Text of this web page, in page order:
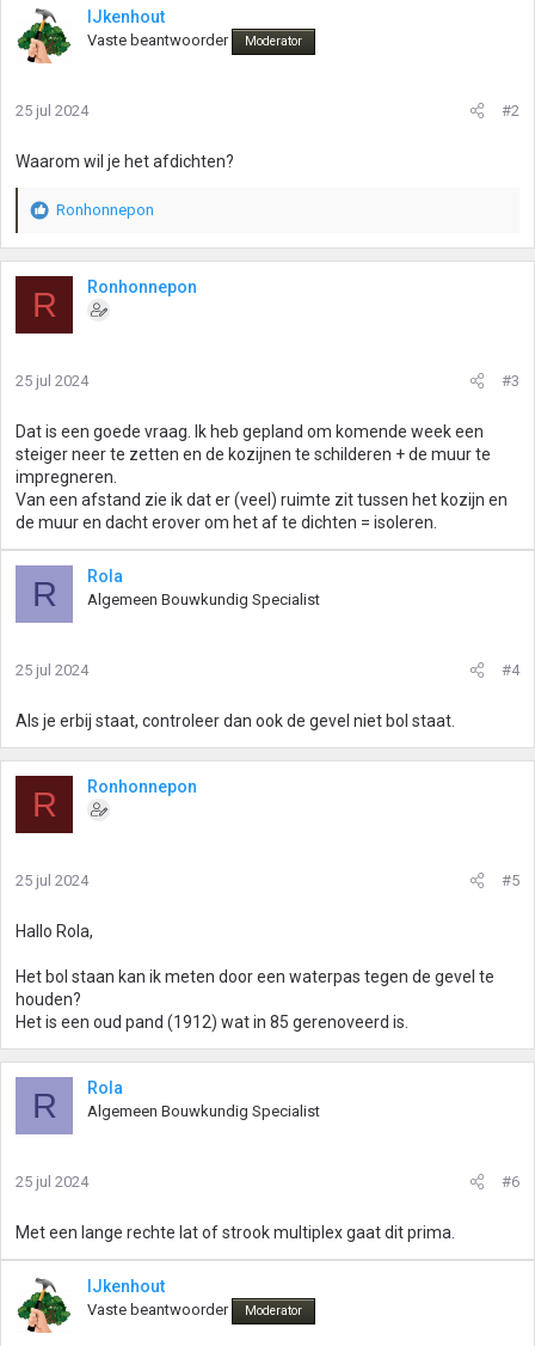
IJkenhout
Vaste beantwoorder Moderator
25 jul 2024 #2
Waarom wil je het afdichten?
W
a
n
e
n
:
Ronhonnepon
R Ronhonnepon
25 jul 2024 #3
Dat is een goede vraag. Ik heb gepland om komende week een
steiger neer te zetten en de kozijnen te schilderen + de muur te
impregneren.
Van een afstand zie ik dat er (veel) ruimte zit tussen het kozijn en
de muur en dacht erover om het af te dichten = isoleren.
R Rola
Algemeen Bouwkundig Specialist
25 jul 2024 #4
Als je erbij staat, controleer dan ook de gevel niet bol staat.
R Ronhonnepon
25 jul 2024 #5
Hallo Rola,
Het bol staan kan ik meten door een waterpas tegen de gevel te
houden?
Het is een oud pand (1912) wat in 85 gerenoveerd is.
R Rola
Algemeen Bouwkundig Specialist
25 jul 2024 #6
Met een lange rechte lat of strook multiplex gaat dit prima.
IJkenhout
Vaste beantwoorder Moderator